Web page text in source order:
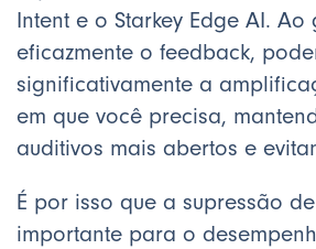
Intent e o Starkey Edge AI.
eficazmente o feedback,
significativamente a
em que você precisa,
auditivos mais abertos e
É por isso que a supressão
importante para o